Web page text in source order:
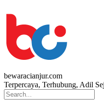
bewaracianjur.com
Terpercaya, Terhubung, Adil